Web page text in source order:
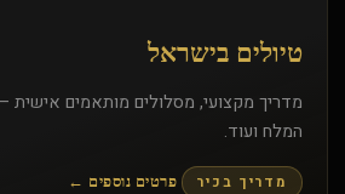
טיולים בישראל
מדריך מקצועי, מסלולים מותאמים אישית
המלח ועוד.
מדריך בכיר פרטים נוספים ←